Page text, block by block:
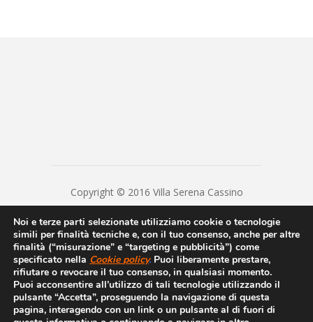
Copyright © 2016 Villa Serena Cassino
Lavora con noi |Webmail |Privacy Policy|
Privacy|Disclaimer|Contatti|Credits
Casa di Cura VILLA SERENA S.R.L. Cap. Soc. €
20800 - Numero REA FR - 23932 - P.IVA/Cod.
Fiscale 00250370608 -
villaserenacassino@legalmail.it - Sottoposto
alla direzione e coordinamento di Cardiomed
Noi e terze parti selezionate utilizziamo cookie o tecnologie
simili per finalità tecniche e, con il tuo consenso, anche per altre
finalità (“misurazione” e “targeting e pubblicità”) come
specificato nella Cookie policy. Puoi liberamente prestare,
rifiutare o revocare il tuo consenso, in qualsiasi momento.
Puoi acconsentire all’utilizzo di tali tecnologie utilizzando il
pulsante “Accetta”, proseguendo la navigazione di questa
pagina, interagendo con un link o un pulsante al di fuori di